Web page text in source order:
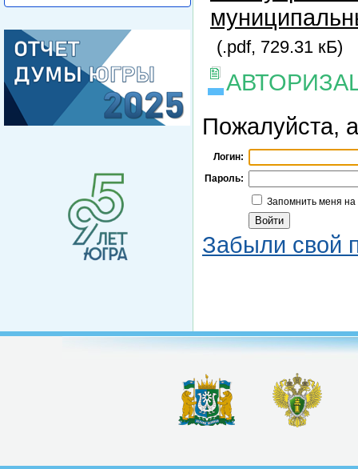
(.pdf, 729.31 кБ)
Пожалуйста,
Логин:
Пароль:
Запомнить меня
Забыли свой